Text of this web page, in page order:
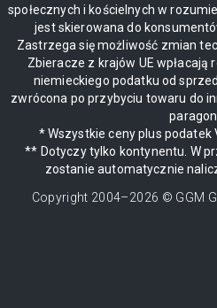
społecznych i kościelnych w
jest skierowana do
Zastrzega się możliwość zmian
Zbieracze z krajów UE wpłacają
niemieckiego podatku od
zwrócona po przybyciu towaru do
* Wszystkie ceny plus podatek
** Dotyczy tylko kontynentu. W
zostanie automatycznie
Copyright 2004–2026 © GGM